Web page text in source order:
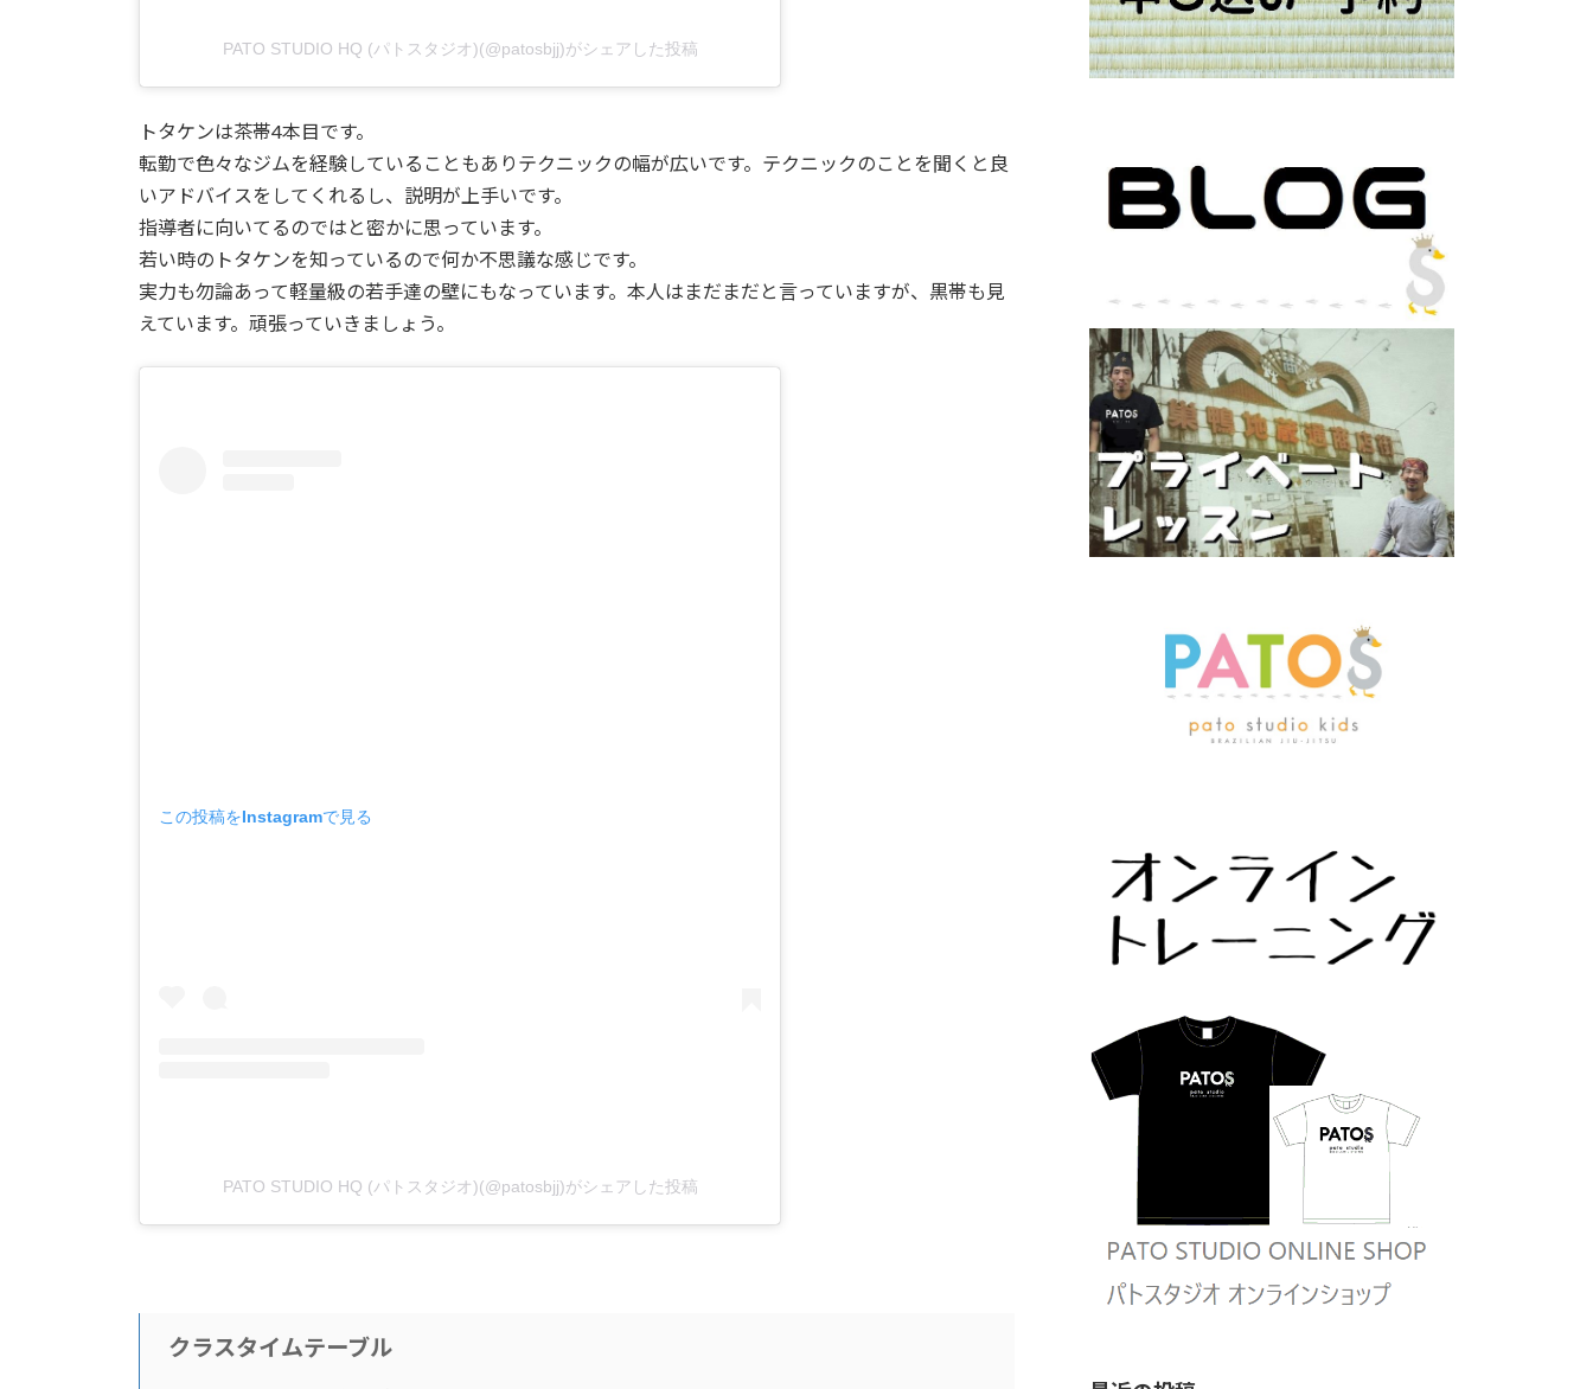
PATO STUDIO HQ (パトスタジオ)(@patosbjj)がシェアした投稿
トタケンは茶帯4本目です。
転勤で色々なジムを経験していることもありテクニックの幅が広いです。テクニックのことを聞くと良
いアドバイスをしてくれるし、説明が上手いです。
指導者に向いてるのではと密かに思っています。
若い時のトタケンを知っているので何か不思議な感じです。
実力も勿論あって軽量級の若手達の壁にもなっています。本人はまだまだと言っていますが、黒帯も見
えています。頑張っていきましょう。
この投稿をInstagramで見る
PATO STUDIO HQ (パトスタジオ)(@patosbjj)がシェアした投稿
クラスタイムテーブル